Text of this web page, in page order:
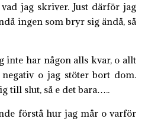
jag skriver. Just därför jag
ingen som bryr sig ändå, så
inte har någon alls kvar, o allt
o jag stöter bort dom.
till slut, så e det bara…..
förstå hur jag mår o varför